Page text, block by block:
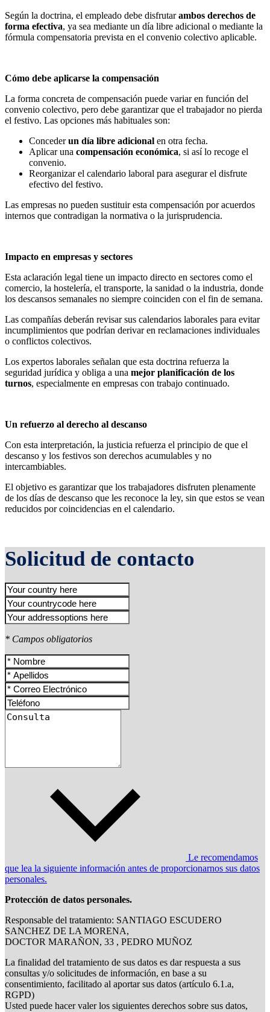
Según la doctrina, el empleado debe disfrutarambos derechos de
forma efectiva, ya sea mediante un día libre adicional o mediante la
fórmula compensatoria prevista en el convenio colectivo aplicable.
Cómo debe aplicarse la compensación
La forma concreta de compensación puede variar en función del
convenio colectivo, pero debe garantizar que el trabajador no pierda
el festivo. Las opciones más habituales son:
Concederun día libre adicional en otra fecha.
Aplicar una compensación económica, si así lo recoge el
convenio.
Reorganizar el calendario laboral para asegurar el disfrute
efectivo del festivo.
Las empresas no pueden sustituir esta compensación por acuerdos
internos que contradigan la normativa o la jurisprudencia.
Impacto en empresas y sectores
Esta aclaración legal tiene un impacto directo en sectores como el
comercio, la hostelería, el transporte, la sanidad o la industria, donde
los descansos semanales no siempre coinciden con el fin de semana.
Las compañías deberán revisar sus calendarios laborales para evitar
incumplimientos que podrían derivar en reclamaciones individuales
o conflictos colectivos.
Los expertos laborales señalan que esta doctrina refuerza la
seguridad jurídica y obliga a una mejor planificación de los
turnos, especialmente en empresas con trabajo continuado.
Un refuerzo al derecho al descanso
Con esta interpretación, la justicia refuerza el principio de que el
descanso y los festivos son derechos acumulables y no
intercambiables.
El objetivo es garantizar que los trabajadores disfruten plenamente
de los días de descanso que les reconoce la ley, sin que estos se vean
reducidos por coincidencias en el calendario.
Solicitud de contacto
* Campos obligatorios
Le recomendamos
que lea la siguiente información antes de proporcionarnos sus datos
personales.
Protección de datos personales.
Responsable del tratamiento: SANTIAGO ESCUDERO
SANCHEZ DE LA MORENA,
DOCTOR MARAÑON, 33 , PEDRO MUÑOZ
La finalidad del tratamiento de sus datos es dar respuesta a sus
consultas y/o solicitudes de información, en base a su
consentimiento, facilitado al aportar sus datos (artículo 6.1.a,
RGPD)
Usted puede hacer valer los siguientes derechos sobre sus datos,